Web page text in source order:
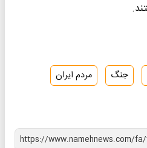
جنگ
مردم ایران